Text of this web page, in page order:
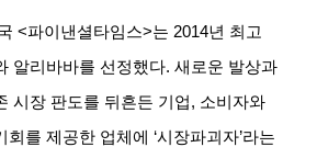
<파이낸셜타임스>는 2014년 최고
알리바바를 선정했다.새로운 발상과
시장 판도를 뒤흔든 기업, 소비자와
회를 제공한 업체에
‘시장파괴자’라는